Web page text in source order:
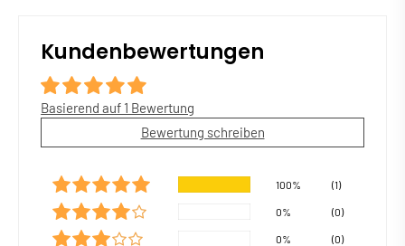
Kundenbewertungen
Basierend auf 1 Bewertung
Bewertung schreiben
100% (1)
0% (0)
0% (0)